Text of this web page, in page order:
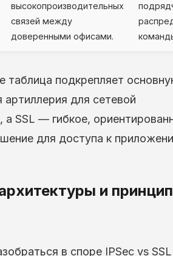
высокопроизводительных
связей между
доверенными офисами.
таблица подкрепляет
для сетевой
а SSL — гибкое,
для доступа к
и
в споре IPSec vs